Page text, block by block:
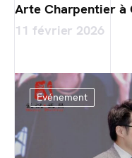
Arte Charpentier à
11 février 2026
Evénement